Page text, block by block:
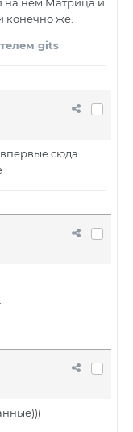
на нем Матрица и
конечно же.
gits
впервые сюда